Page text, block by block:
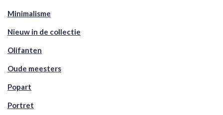
Minimalisme
Nieuw in de collectie
Olifanten
Oude meesters
Popart
Portret